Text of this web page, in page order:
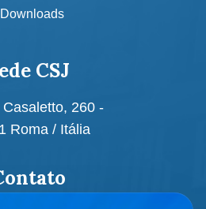
Downloads
CSJ
260 -
Roma / Itália